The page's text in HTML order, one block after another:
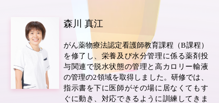
森川 真江
がん薬物療法認定看護師教育課程（B課程）
を修了し、栄養及び水分管理に係る薬剤投
与関連で脱水状態の管理と高カロリー輸液
の管理の2領域を取得しました。研修では、
指示書を下に医師がその場に居なくてもす
ぐに動き、対応できるように訓練してきま